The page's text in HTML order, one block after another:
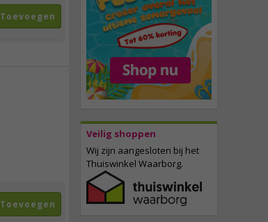
Veilig shoppen
Wij zijn aangesloten bij het
Thuiswinkel Waarborg.
Toevoegen
Toevoegen